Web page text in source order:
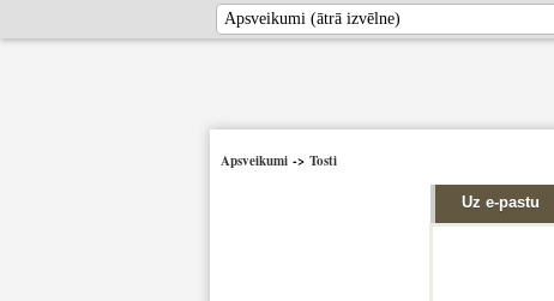
Apsveikumi-> Tosti
Uz e-pastu